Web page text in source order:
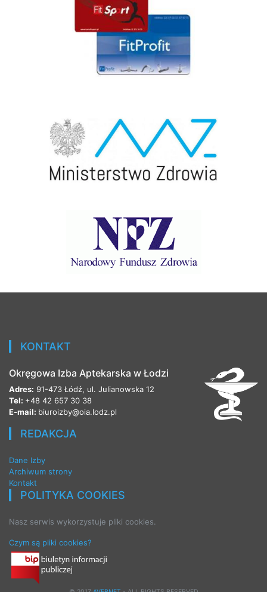
KONTAKT
Okręgowa Izba Aptekarska w Łodzi
Adres: 91-473 Łódź, ul. Julianowska 12
Tel: +48 42 657 30 38
E-mail: biuroizby@oia.lodz.pl
REDAKCJA
Dane Izby
Archiwum strony
Kontakt
POLITYKA COOKIES
Nasz serwis wykorzystuje pliki cookies.
Czym są pliki cookies?